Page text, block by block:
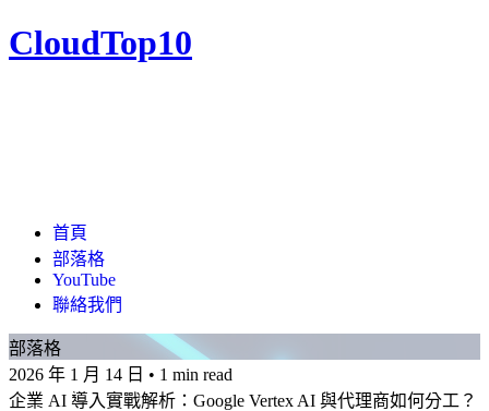
CloudTop10
首頁
部落格
YouTube
聯絡我們
部落格
2026 年 1 月 14 日 • 1 min read
企業 AI 導入實戰解析：Google Vertex AI 與代理商如何分工？